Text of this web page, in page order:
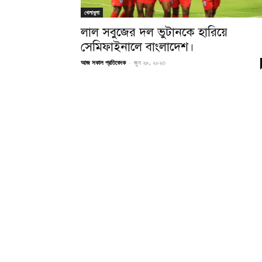
খেলাধুলা
লাল সবুজের দল ভুটানকে হারিয়ে
সেমিফাইনালে বাংলাদেশ।
আজ সকাল প্রতিবেদক - জুন ২৮, ২০২৩